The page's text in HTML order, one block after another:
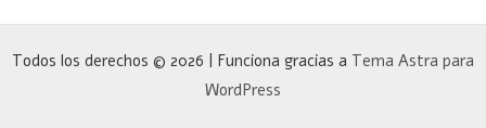
Todos los derechos © 2026 | Funciona gracias a Tema Astra para
WordPress